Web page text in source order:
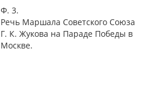
Ф. 3.
Речь Маршала Советского Союза
Г. К. Жукова на Параде Победы в
Москве.